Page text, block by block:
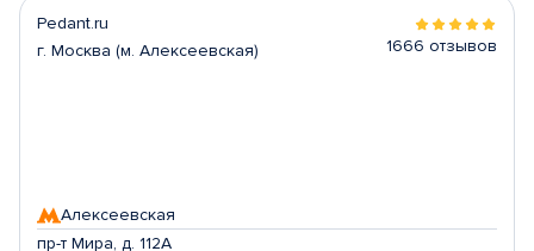
Pedant.ru
г. Москва (м. Алексеевская)
1666 отзывов
Алексеевская
пр-т Мира, д. 112А